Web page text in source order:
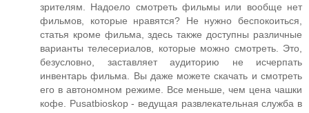
зрителям. Надоело смотреть фильмы или вообще нет
фильмов, которые нравятся? Не нужно беспокоиться,
статья кроме фильма, здесь также доступны различные
варианты телесериалов, которые можно смотреть. Это,
безусловно, заставляет аудиторию не исчерпать
инвентарь фильма. Вы даже можете скачать и смотреть
его в автономном режиме. Все меньше, чем цена чашки
кофе. Pusatbioskop - ведущая развлекательная служба в